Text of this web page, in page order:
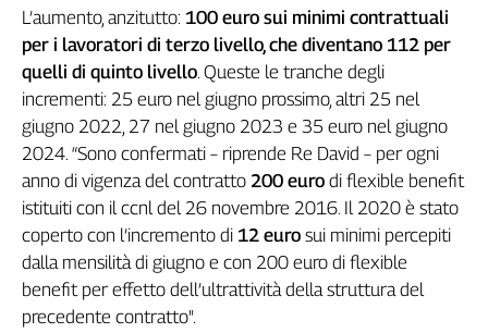
Rubriche
Collettiva
Talk
La
settimana
Collettiva
Girasoli
Il
Sassolino
Linea
Economica
Tech
L’aumento, anzitutto: 100 euro sui minimi contrattuali
per i lavoratori di terzo livello, che diventano 112 per
quelli di quinto livello. Queste le tranche degli
incrementi: 25 euro nel giugno prossimo, altri 25 nel
giugno 2022, 27 nel giugno 2023 e 35 euro nel giugno
2024. “Sono confermati – riprende Re David – per ogni
anno di vigenza del contratto 200 euro di flexible benefit
istituiti con il ccnl del 26 novembre 2016. Il 2020 è stato
coperto con l’incremento di 12 euro sui minimi percepiti
dalla mensilità di giugno e con 200 euro di flexible
benefit per effetto dell’ultrattività della struttura del
precedente contratto".